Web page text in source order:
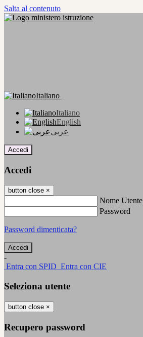
Salta al contenuto
Italiano
Italiano
English
عربى
Accedi
Accedi
button close ×
Nome Utente
Password
Password dimenticata?
-
Entra con SPID Entra con CIE
Seleziona utente
button close ×
Recupero password